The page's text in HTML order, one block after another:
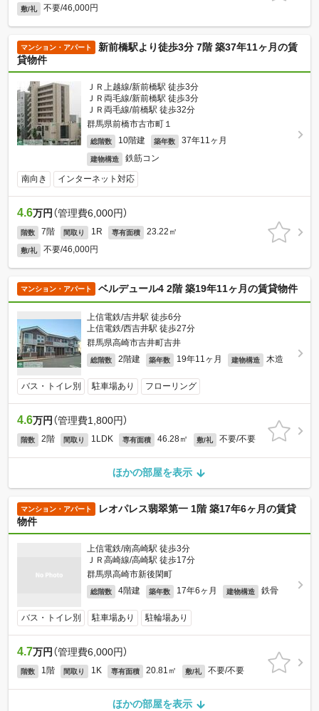
敷/礼 不要/46,000円
マンション・アパート
新前橋駅より徒歩3分 7階 築37年11ヶ月の賃
貸物件
ＪＲ上越線/新前橋駅 徒歩3分
ＪＲ両毛線/新前橋駅 徒歩3分
ＪＲ両毛線/前橋駅 徒歩32分
群馬県前橋市古市町１
総階数 10階建 築年数 37年11ヶ月
建物構造 鉄筋コン
南向き インターネット対応
4.6万円 （管理費6,000円）
階数 7階 間取り 1R 専有面積 23.22㎡
敷/礼 不要/46,000円
マンション・アパート ベルデュール4 2階 築19年11ヶ月の賃貸物件
上信電鉄/吉井駅 徒歩6分
上信電鉄/西吉井駅 徒歩27分
群馬県高崎市吉井町吉井
総階数 2階建 築年数 19年11ヶ月 建物構造 木造
バス・トイレ別 駐車場あり フローリング
4.6万円 （管理費1,800円）
階数 2階 間取り 1LDK 専有面積 46.28㎡ 敷/礼 不要/不要
ほかの部屋を表示
マンション・アパート
レオパレス翡翠第一 1階 築17年6ヶ月の賃貸
物件
上信電鉄/南高崎駅 徒歩3分
ＪＲ高崎線/高崎駅 徒歩17分
群馬県高崎市新後閑町
総階数 4階建 築年数 17年6ヶ月 建物構造 鉄骨
バス・トイレ別 駐車場あり 駐輪場あり
4.7万円 （管理費6,000円）
階数 1階 間取り 1K 専有面積 20.81㎡ 敷/礼 不要/不要
ほかの部屋を表示